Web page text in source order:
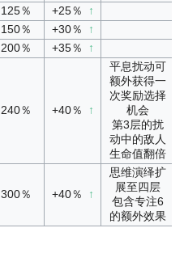
125％ +25％
↑
150％ +30％
↑
200％ +35％ ↑
240％ +40％ ↑
平息扰动可
额外获得一
次奖励选择
机会
第3层的扰
动中的敌人
生命值翻倍
300％ +40％ ↑
思维演绎扩
展至四层
包含专注6
的额外效果